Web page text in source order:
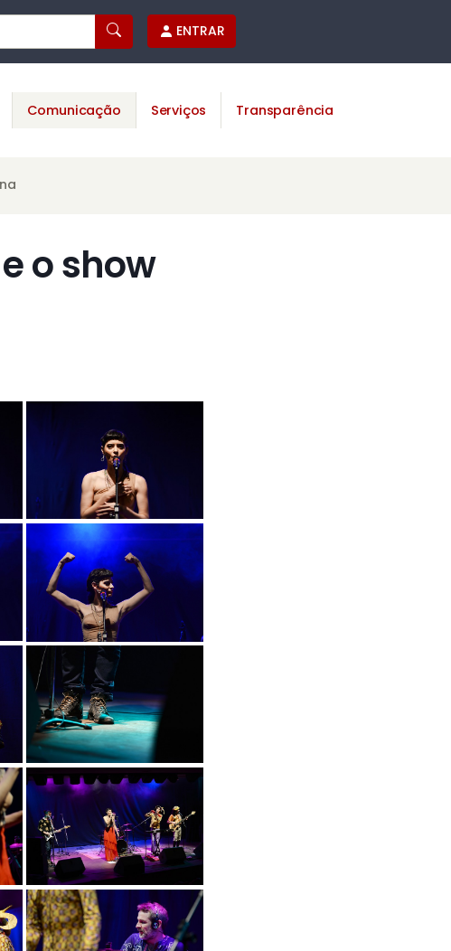
ENTRAR
Comunicação Serviços Transparência
o show